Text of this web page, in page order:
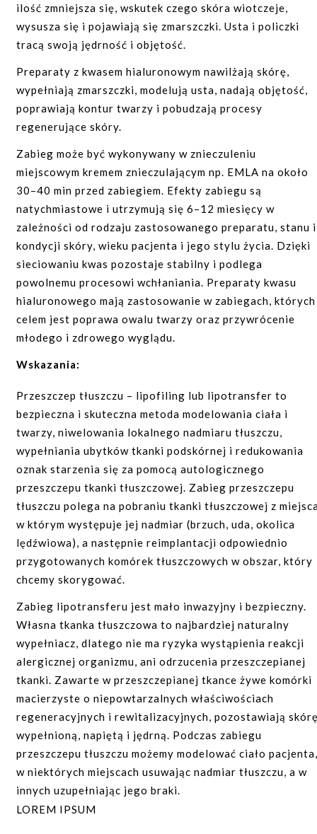
ilość zmniejsza się, wskutek czego skóra wiotczeje,
wysusza się i pojawiają się zmarszczki. Usta i policzki
tracą swoją jędrność i objętość.
Preparaty z kwasem hialuronowym nawilżają skórę,
wypełniają zmarszczki, modelują usta, nadają objętość,
poprawiają kontur twarzy i pobudzają procesy
regenerujące skóry.
Zabieg może być wykonywany w znieczuleniu
miejscowym kremem znieczulającym np. EMLA na około
30–40 min przed zabiegiem. Efekty zabiegu są
natychmiastowe i utrzymują się 6–12 miesięcy w
zależności od rodzaju zastosowanego preparatu, stanu i
kondycji skóry, wieku pacjenta i jego stylu życia. Dzięki
sieciowaniu kwas pozostaje stabilny i podlega
powolnemu procesowi wchłaniania. Preparaty kwasu
hialuronowego mają zastosowanie w zabiegach, których
celem jest poprawa owalu twarzy oraz przywrócenie
młodego i zdrowego wyglądu.
Wskazania:
korekcja zmarszczek, bruzd;
modelowanie kości policzkowych;
modelowanie owalu twarzy;
wolumetria twarzy;
uzupełnianie ubytków objętości;
modelowanie brody;
korekta nosa;
powiększanie ust.
Przeszczep tłuszczu – lipofiling lub lipotransfer to
bezpieczna i skuteczna metoda modelowania ciała i
twarzy, niwelowania lokalnego nadmiaru tłuszczu,
wypełniania ubytków tkanki podskórnej i redukowania
oznak starzenia się za pomocą autologicznego
przeszczepu tkanki tłuszczowej. Zabieg przeszczepu
tłuszczu polega na pobraniu tkanki tłuszczowej z
w którym występuje jej nadmiar (brzuch, uda, okolica
lędźwiowa), a następnie reimplantacji odpowiednio
przygotowanych komórek tłuszczowych w obszar, który
chcemy skorygować.
Zabieg lipotransferu jest mało inwazyjny i bezpieczny.
Własna tkanka tłuszczowa to najbardziej naturalny
wypełniacz, dlatego nie ma ryzyka wystąpienia reakcji
alergicznej organizmu, ani odrzucenia przeszczepianej
tkanki. Zawarte w przeszczepianej tkance żywe komórki
macierzyste o niepowtarzalnych właściwościach
regeneracyjnych i rewitalizacyjnych, pozostawiają
wypełnioną, napiętą i jędrną. Podczas zabiegu
przeszczepu tłuszczu możemy modelować ciało pacjenta,
w niektórych miejscach usuwając nadmiar tłuszczu, a w
innych uzupełniając jego braki.
WSKAZANIA DO ZABIEGU:
LOREM IPSUM
Zgadzam się na kontakt ze mną za pomocą
komunikacji takich jak e-mail i telefon oraz
się z informacją o administratorze i przetwarzaniu
danych, zwartą wregulaminie.
Zapisując się do newslettera zgadzasz się z naszą
mogła/mógł edytować swoje dane lub wypisać się z
newslettera. Treści reklamowe wysyłamy rzadko.
Prezentowana oferta jest zawsze atrakcyjna
lub zawiera ciekawe informacje o zabiegach w
Clinic. *